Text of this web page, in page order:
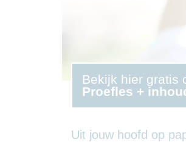
Bekijk hier gratis
Proefles +
Uit jouw hoofd op